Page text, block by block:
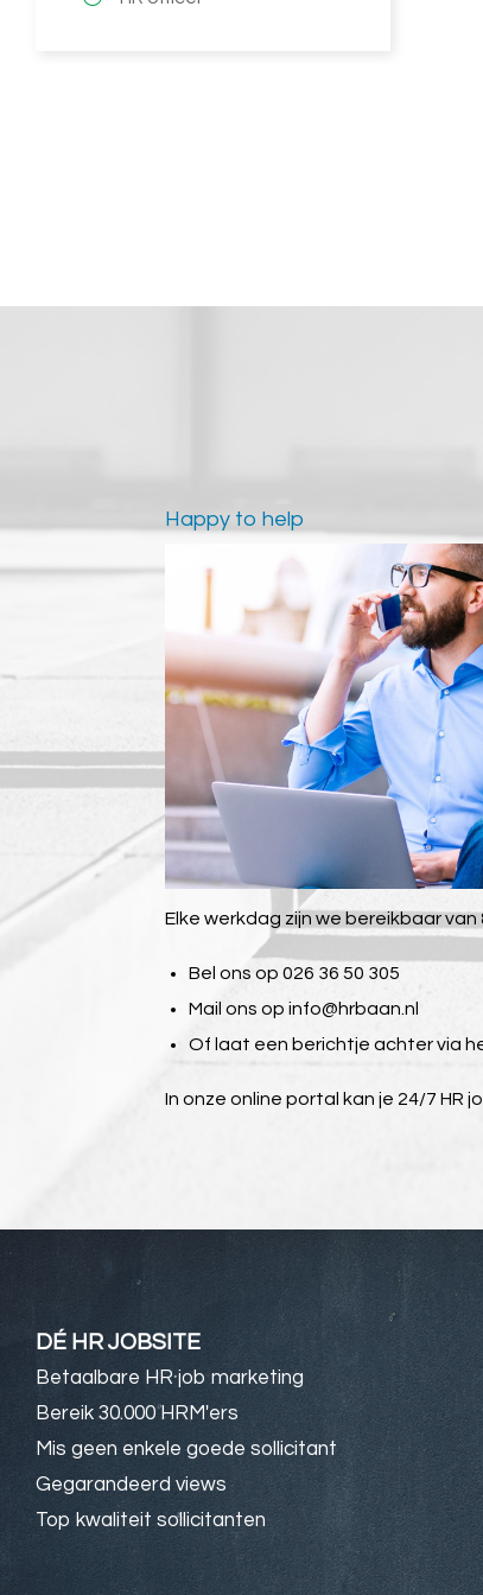
Happy to help
Elke werkdag zijn we bereikbaar van
Bel ons op 026 36 50 305
Mail ons opinfo@hrbaan.nl
Of laat een berichtje achter via
In onze online portal kan je 24/7 HR
DÉ HR JOBSITE
Betaalbare HR job marketing
Bereik 30.000 HRM'ers
Mis geen enkele goede sollicitant
Gegarandeerd views
Top kwaliteit sollicitanten